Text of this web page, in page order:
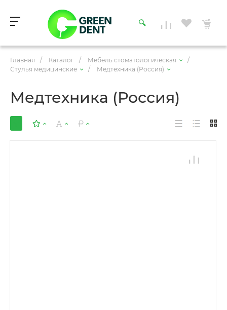
Главная / Каталог / Мебель стоматологическая
/
Стулья медицинские
/ Медтехника (Россия)
Медтехника (Россия)